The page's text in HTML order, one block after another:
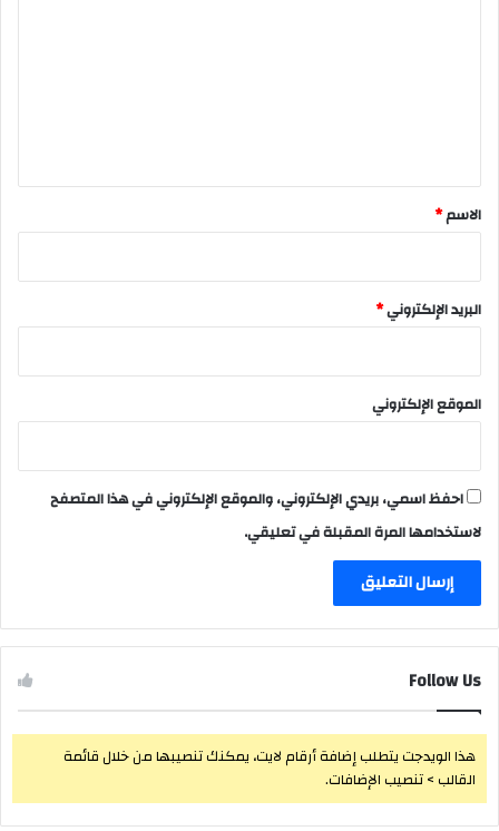
*
الاسم*
البريد الإلكتروني*
الموقع الإلكتروني
احفظ اسمي، بريدي الإلكتروني، والموقع الإلكتروني في هذا المتصفح
لاستخدامها المرة المقبلة في تعليقي.
Follow Us
هذا الويدجت يتطلب إضافة أرقام لايت، يمكنك تنصيبها من خلال قائمة
القالب > تنصيب الإضافات.